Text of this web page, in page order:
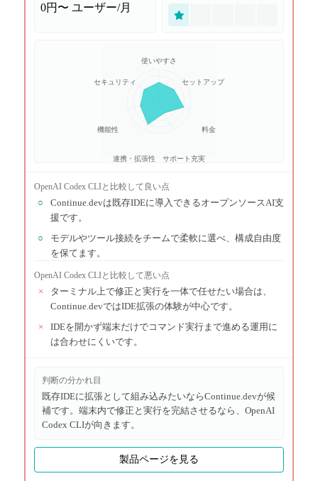
0円〜 ユーザー/月
使いやすさ
セットアップ
料金
サポート充実
連携・拡張性
機能性
セキュリティ
OpenAI Codex CLIと比較して良い点
○
Continue.devは既存IDEに導入できるオープンソースAI支
援です。
○
モデルやツール接続をチームで柔軟に選べ、構成自由度
を保てます。
OpenAI Codex CLIと比較して悪い点
×
ターミナル上で修正と実行を一体で任せたい場合は、
Continue.devではIDE拡張の体験が中心です。
×
IDEを開かず端末だけでコマンド実行まで進める運用に
は合わせにくいです。
判断の分かれ目
既存IDEに拡張として組み込みたいならContinue.devが候
補です。端末内で修正と実行を完結させるなら、OpenAI
Codex CLIが向きます。
製品ページを見る